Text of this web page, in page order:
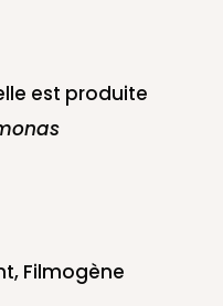
est produite
Filmogène